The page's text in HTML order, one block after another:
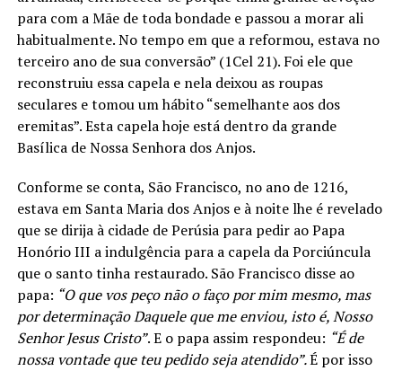
para com a Mãe de toda bondade e passou a morar ali
habitualmente. No tempo em que a reformou, estava no
terceiro ano de sua conversão” (1Cel 21). Foi ele que
reconstruiu essa capela e nela deixou as roupas
seculares e tomou um hábito “semelhante aos dos
eremitas”. Esta capela hoje está dentro da grande
Basílica de Nossa Senhora dos Anjos.
Conforme se conta, São Francisco, no ano de 1216,
estava em Santa Maria dos Anjos e à noite lhe é revelado
que se dirija à cidade de Perúsia para pedir ao Papa
Honório III a indulgência para a capela da Porciúncula
que o santo tinha restaurado. São Francisco disse ao
papa: “O que vos peço não o faço por mim mesmo, mas
por determinação Daquele que me enviou, isto é, Nosso
Senhor Jesus Cristo”. E o papa assim respondeu: “É de
nossa vontade que teu pedido seja atendido”.É por isso